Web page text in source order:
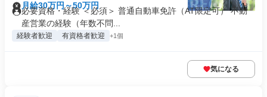
月給30万円～50万円
必要資格・経験 ＜必須＞ 普通自動車免許（AT限定可） 不動
産営業の経験（年数不問...
経験者歓迎 有資格者歓迎 +1個
気になる